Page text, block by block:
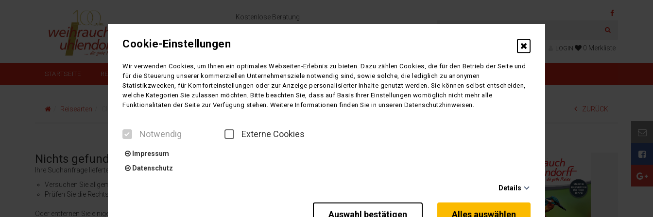
Kostenlose Beratung
LOGIN 0 Merkliste
STARTSEITE REISEANGEBOTE MIETBUS/BUS-CHARTER LINIENVERKEHR ÜBER UNS KONTAKT
Reisearten Clubreisen ZURÜCK
Nichts gefunden!
Ihre Suchanfrage lieferte kein passendes Suchergebnis
Versuchen Sie allgemeinere Begriffe
Prüfen Sie die Rechtschreibung
Oder entfernen Sie einige Ihrer Suchbegriffe:
Cookie-Einstellungen
Wir verwenden Cookies, um Ihnen ein optimales Webseiten-Erlebnis zu bieten. Dazu zählen Cookies, die für den Betrieb der Seite und
für die Steuerung unserer kommerziellen Unternehmensziele notwendig sind, sowie solche, die lediglich zu anonymen
Statistikzwecken, für Komforteinstellungen oder zur Anzeige personalisierter Inhalte genutzt werden. Sie können selbst entscheiden,
welche Kategorien Sie zulassen möchten. Bitte beachten Sie, dass auf Basis Ihrer Einstellungen womöglich nicht mehr alle
Funktionalitäten der Seite zur Verfügung stehen. Weitere Informationen finden Sie in unseren Datenschutzhinweisen.
Notwendig Externe Cookies
Impressum
Datenschutz
Details
Auswahl bestätigen Alles auswählen